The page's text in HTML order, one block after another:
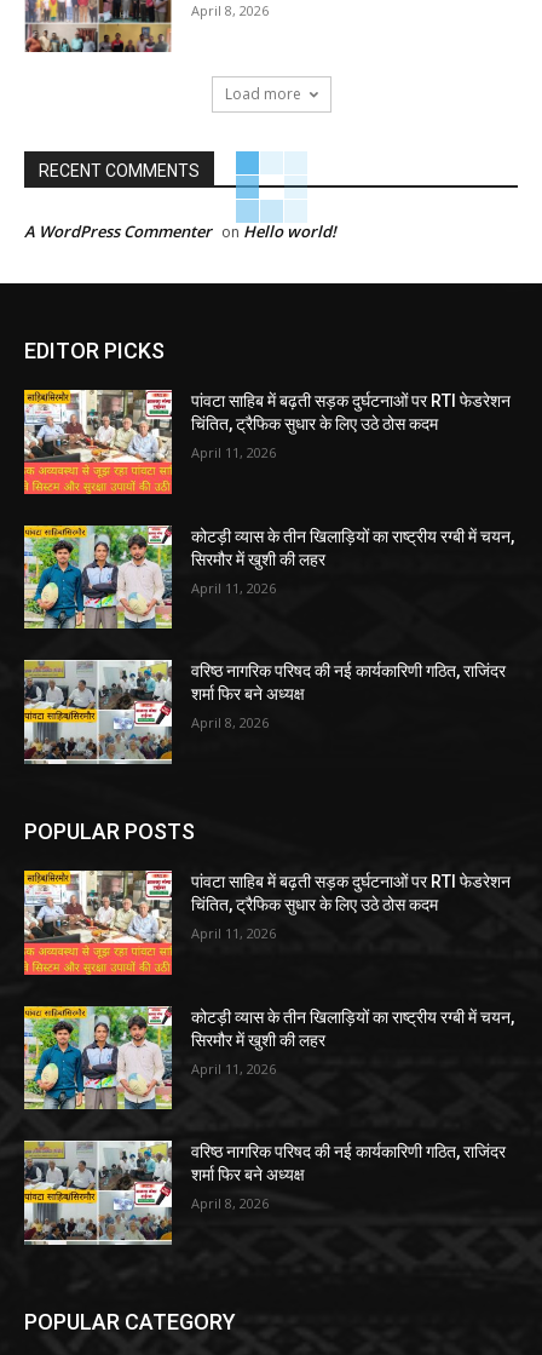
April 8, 2026
Load more
RECENT COMMENTS
A WordPress Commenter on Hello world!
EDITOR PICKS
पांवटा साहिब में बढ़ती सड़क दुर्घटनाओं पर RTI फेडरेशन
चिंतित, ट्रैफिक सुधार के लिए उठे ठोस कदम
April 11, 2026
कोटड़ी व्यास के तीन खिलाड़ियों का राष्ट्रीय रग्बी में चयन,
सिरमौर में खुशी की लहर
April 11, 2026
वरिष्ठ नागरिक परिषद की नई कार्यकारिणी गठित, राजिंदर
शर्मा फिर बने अध्यक्ष
April 8, 2026
POPULAR POSTS
पांवटा साहिब में बढ़ती सड़क दुर्घटनाओं पर RTI फेडरेशन
चिंतित, ट्रैफिक सुधार के लिए उठे ठोस कदम
April 11, 2026
कोटड़ी व्यास के तीन खिलाड़ियों का राष्ट्रीय रग्बी में चयन,
सिरमौर में खुशी की लहर
April 11, 2026
वरिष्ठ नागरिक परिषद की नई कार्यकारिणी गठित, राजिंदर
शर्मा फिर बने अध्यक्ष
April 8, 2026
POPULAR CATEGORY